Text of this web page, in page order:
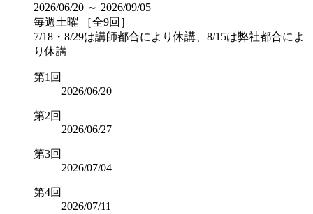
2026/06/20 ～ 2026/09/05
毎週土曜 ［全9回］
7/18・8/29は講師都合により休講、8/15は弊社都合によ
り休講
第1回
2026/06/20
第2回
2026/06/27
第3回
2026/07/04
第4回
2026/07/11